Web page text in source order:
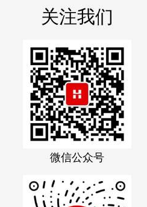
关注我们
微信公众号